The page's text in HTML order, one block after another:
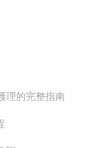
理的完整指南